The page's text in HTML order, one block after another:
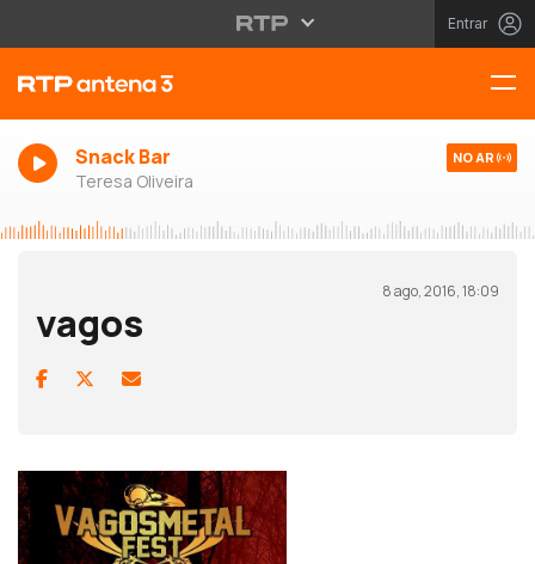
Entrar
Snack Bar
Teresa Oliveira
NO AR
8 ago, 2016, 18:09
vagos